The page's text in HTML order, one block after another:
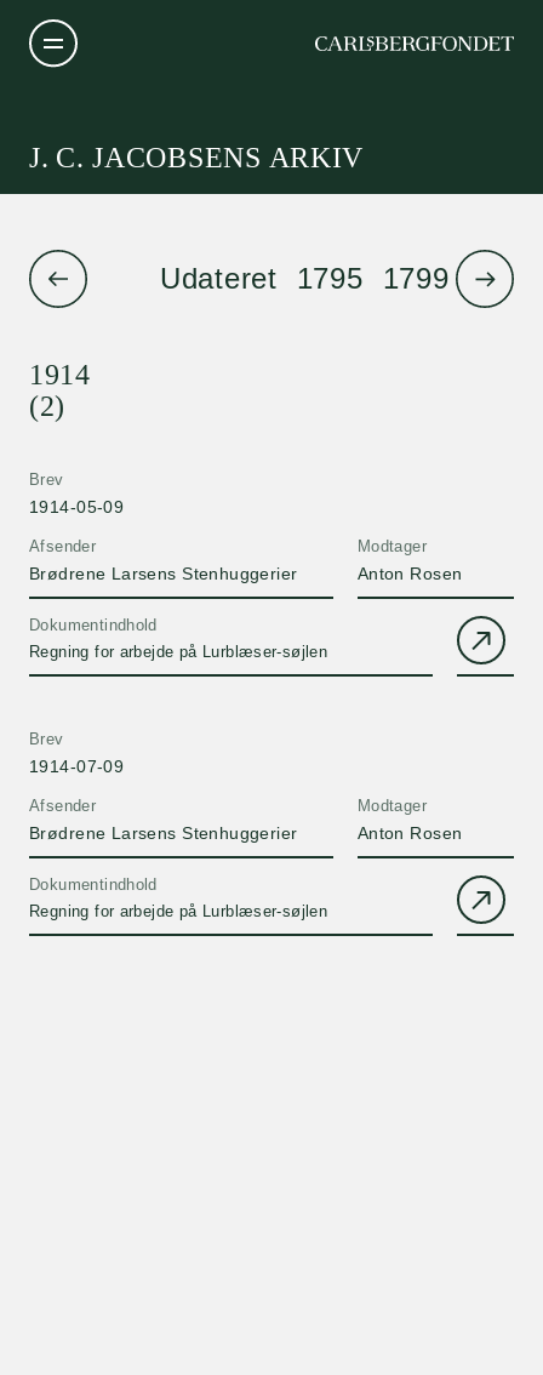
J. C. JACOBSENS ARKIV
Udateret 1795 1799 1801
1914
(2)
Afsender
Brødrene Larsens Stenhuggerier
Brev
1914-05-09
Modtager
Anton Rosen
Dokumentindhold
Regning for arbejde på Lurblæser-søjlen
Afsender
Brødrene Larsens Stenhuggerier
Brev
1914-07-09
Modtager
Anton Rosen
Dokumentindhold
Regning for arbejde på Lurblæser-søjlen